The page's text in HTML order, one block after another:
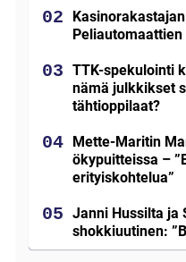
TTK-spekulointi
nämä julkkikset
tähtioppilaat?
Mette-Maritin
ökypuitteissa –
erityiskohtelua”
Janni Hussilta ja
shokkiuutinen: